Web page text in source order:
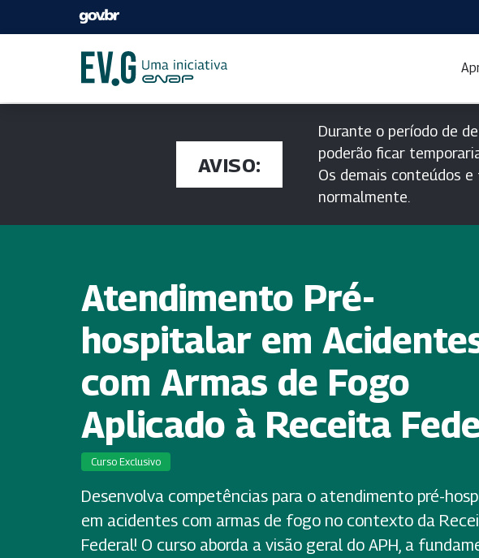
AVISO:
Durante o período de
poderão ficar
Os demais conteúdos e
normalmente.
Atendimento Pré-
hospitalar em
com Armas de Fogo
Aplicado à Receita
Curso Exclusivo
Desenvolva competências para o atendimento pré-
em acidentes com armas de fogo no contexto da
Federal! O curso aborda a visão geral do APH, a